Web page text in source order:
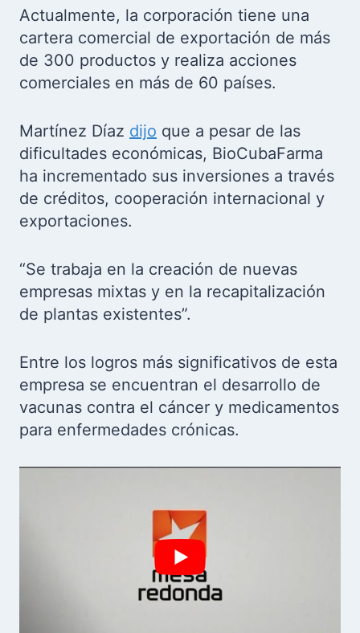
Actualmente, la corporación tiene una
cartera comercial de exportación de más
de 300 productos y realiza acciones
comerciales en más de 60 países.
Martínez Díaz dijo que a pesar de las
dificultades económicas, BioCubaFarma
ha incrementado sus inversiones a través
de créditos, cooperación internacional y
exportaciones.
“Se trabaja en la creación de nuevas
empresas mixtas y en la recapitalización
de plantas existentes”.
Entre los logros más significativos de esta
empresa se encuentran el desarrollo de
vacunas contra el cáncer y medicamentos
para enfermedades crónicas.